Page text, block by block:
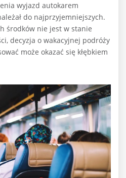
wyjazd autokarem
do najprzyjemniejszych.
środków nie jest w stanie
decyzja o wakacyjnej podróży
może okazać się kłębkiem